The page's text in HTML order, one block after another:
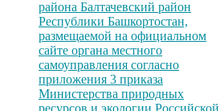
района Балтачевский район
Республики Башкортостан,
размещаемой на официальном
сайте органа местного
самоуправления согласно
приложения 3 приказа
Министерства природных